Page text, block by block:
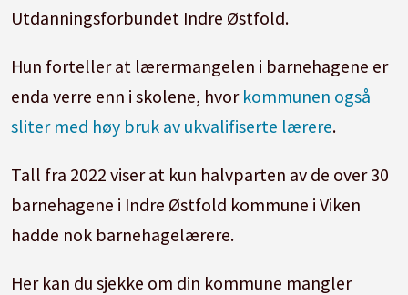
Utdanningsforbundet Indre Østfold.
Hun forteller at lærermangelen i barnehagene er
enda verre enn i skolene, hvor kommunen også
sliter med høy bruk av ukvalifiserte lærere.
Tall fra 2022 viser at kun halvparten av de over 30
barnehagene i Indre Østfold kommune i Viken
hadde nok barnehagelærere.
Her kan du sjekke om din kommune mangler